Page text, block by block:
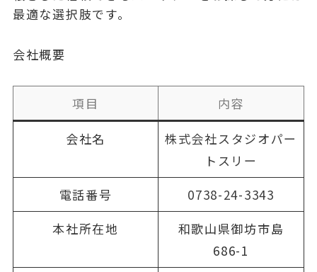
最適な選択肢です。
会社概要
項目
内容
会社名
株式会社スタジオパー
トスリー
電話番号
0738-24-3343
本社所在地
和歌山県御坊市島
686-1